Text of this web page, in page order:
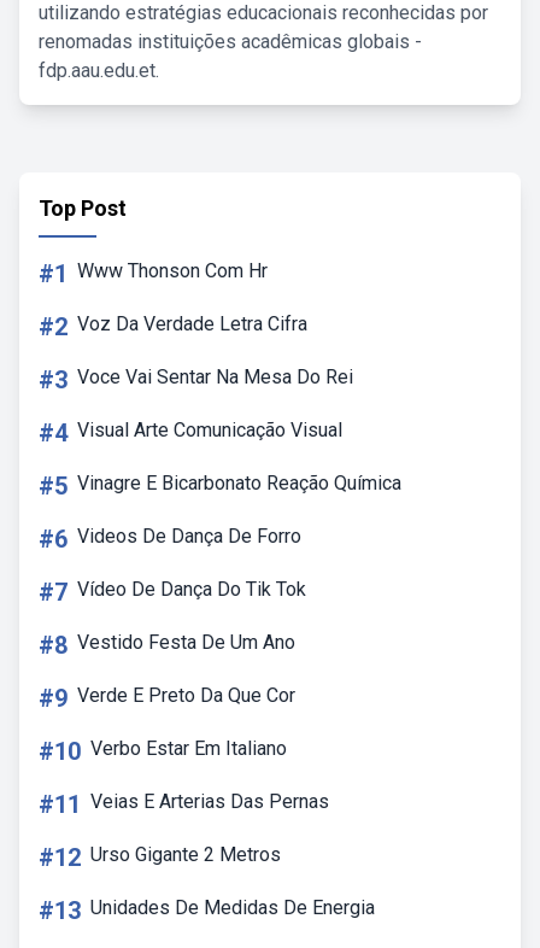
utilizando estratégias educacionais reconhecidas por
renomadas instituições acadêmicas globais -
fdp.aau.edu.et.
Top Post
#1 Www Thonson Com Hr
#2 Voz Da Verdade Letra Cifra
#3 Voce Vai Sentar Na Mesa Do Rei
#4 Visual Arte Comunicação Visual
#5 Vinagre E Bicarbonato Reação Química
#6 Videos De Dança De Forro
#7 Vídeo De Dança Do Tik Tok
#8 Vestido Festa De Um Ano
#9 Verde E Preto Da Que Cor
#10 Verbo Estar Em Italiano
#11 Veias E Arterias Das Pernas
#12 Urso Gigante 2 Metros
#13 Unidades De Medidas De Energia